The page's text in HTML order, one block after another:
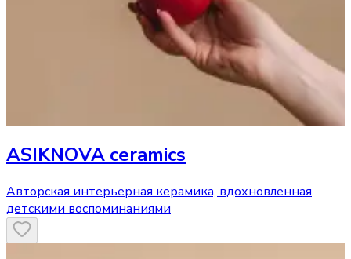
ASIKNOVA ceramics
Авторская интерьерная керамика, вдохновленная
детскими воспоминаниями